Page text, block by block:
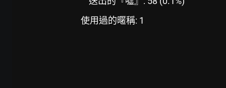
使用過的暱稱: 1